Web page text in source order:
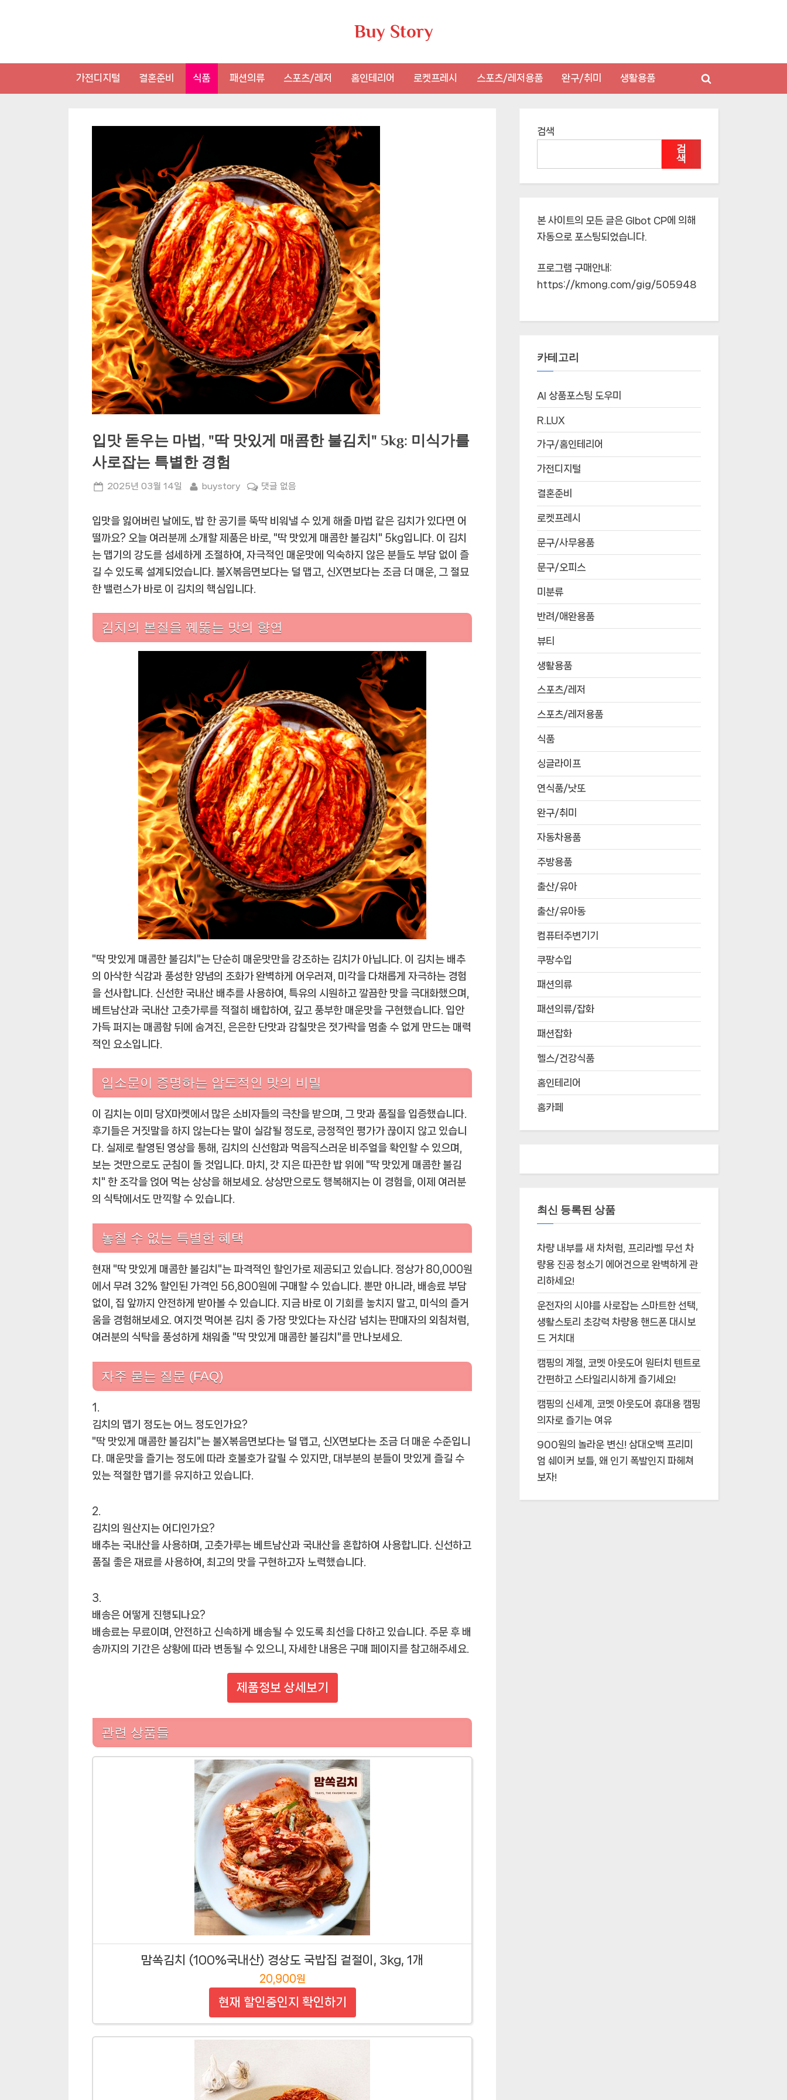
Buy Story
가전디지털 결혼준비 식품 패션의류 스포츠/레저 홈인테리어 로켓프레시 스포츠/레저용품 완구/취미 생활용품
Toggle
입맛 돋우는 마법, "딱 맛있게 매콤한 불김치" 5kg: 미식가를
사로잡는 특별한 경험
Posted
2025년 03월 14일 By
buystory
입
돋
는
마
법,
게
불
김
치"
5kg:
미
식
가
를
사
로
잡
는
특
별
한
에
댓글 없음
입맛을 잃어버린 날에도, 밥 한 공기를 뚝딱 비워낼 수 있게 해줄 마법 같은 김치가 있다면 어
떨까요? 오늘 여러분께 소개할 제품은 바로, "딱 맛있게 매콤한 불김치" 5kg입니다. 이 김치
는 맵기의 강도를 섬세하게 조절하여, 자극적인 매운맛에 익숙하지 않은 분들도 부담 없이 즐
길 수 있도록 설계되었습니다. 불X볶음면보다는 덜 맵고, 신X면보다는 조금 더 매운, 그 절묘
한 밸런스가 바로 이 김치의 핵심입니다.
김치의 본질을 꿰뚫는 맛의 향연
"딱 맛있게 매콤한 불김치"는 단순히 매운맛만을 강조하는 김치가 아닙니다. 이 김치는 배추
의 아삭한 식감과 풍성한 양념의 조화가 완벽하게 어우러져, 미각을 다채롭게 자극하는 경험
을 선사합니다. 신선한 국내산 배추를 사용하여, 특유의 시원하고 깔끔한 맛을 극대화했으며,
베트남산과 국내산 고춧가루를 적절히 배합하여, 깊고 풍부한 매운맛을 구현했습니다. 입안
가득 퍼지는 매콤함 뒤에 숨겨진, 은은한 단맛과 감칠맛은 젓가락을 멈출 수 없게 만드는 매력
적인 요소입니다.
입소문이 증명하는 압도적인 맛의 비밀
이 김치는 이미 당X마켓에서 많은 소비자들의 극찬을 받으며, 그 맛과 품질을 입증했습니다.
후기들은 거짓말을 하지 않는다는 말이 실감될 정도로, 긍정적인 평가가 끊이지 않고 있습니
다. 실제로 촬영된 영상을 통해, 김치의 신선함과 먹음직스러운 비주얼을 확인할 수 있으며,
보는 것만으로도 군침이 돌 것입니다. 마치, 갓 지은 따끈한 밥 위에 "딱 맛있게 매콤한 불김
치" 한 조각을 얹어 먹는 상상을 해보세요. 상상만으로도 행복해지는 이 경험을, 이제 여러분
의 식탁에서도 만끽할 수 있습니다.
놓칠 수 없는 특별한 혜택
현재 "딱 맛있게 매콤한 불김치"는 파격적인 할인가로 제공되고 있습니다. 정상가 80,000원
에서 무려 32% 할인된 가격인 56,800원에 구매할 수 있습니다. 뿐만 아니라, 배송료 부담
없이, 집 앞까지 안전하게 받아볼 수 있습니다. 지금 바로 이 기회를 놓치지 말고, 미식의 즐거
움을 경험해보세요. 여지껏 먹어본 김치 중 가장 맛있다는 자신감 넘치는 판매자의 외침처럼,
여러분의 식탁을 풍성하게 채워줄 "딱 맛있게 매콤한 불김치"를 만나보세요.
자주 묻는 질문 (FAQ)
김치의 맵기 정도는 어느 정도인가요?
"딱 맛있게 매콤한 불김치"는 불X볶음면보다는 덜 맵고, 신X면보다는 조금 더 매운 수준입니
다. 매운맛을 즐기는 정도에 따라 호불호가 갈릴 수 있지만, 대부분의 분들이 맛있게 즐길 수
있는 적절한 맵기를 유지하고 있습니다.
김치의 원산지는 어디인가요?
배추는 국내산을 사용하며, 고춧가루는 베트남산과 국내산을 혼합하여 사용합니다. 신선하고
품질 좋은 재료를 사용하여, 최고의 맛을 구현하고자 노력했습니다.
배송은 어떻게 진행되나요?
배송료는 무료이며, 안전하고 신속하게 배송될 수 있도록 최선을 다하고 있습니다. 주문 후 배
송까지의 기간은 상황에 따라 변동될 수 있으니, 자세한 내용은 구매 페이지를 참고해주세요.
제품정보 상세보기
관련 상품들
맘쏙김치 (100%국내산) 경상도 국밥집 겉절이, 3kg, 1개
20,900원
현재 할인중인지 확인하기
검색
검
색
본 사이트의 모든 글은 Glbot CP에 의해
자동으로 포스팅되었습니다.
프로그램 구매안내:
https://kmong.com/gig/505948
카테고리
AI 상품포스팅 도우미
R.LUX
가구/홈인테리어
가전디지털
결혼준비
로켓프레시
문구/사무용품
문구/오피스
미분류
반려/애완용품
뷰티
생활용품
스포츠/레저
스포츠/레저용품
식품
싱글라이프
연식품/낫또
완구/취미
자동차용품
주방용품
출산/유아
출산/유아동
컴퓨터주변기기
쿠팡수입
패션의류
패션의류/잡화
패션잡화
헬스/건강식품
홈인테리어
홈카페
최신 등록된 상품
차량 내부를 새 차처럼, 프리라벨 무선 차
량용 진공 청소기 에어건으로 완벽하게 관
리하세요!
운전자의 시야를 사로잡는 스마트한 선택,
생활스토리 초강력 차량용 핸드폰 대시보
드 거치대
캠핑의 계절, 코멧 아웃도어 원터치 텐트로
간편하고 스타일리시하게 즐기세요!
캠핑의 신세계, 코멧 아웃도어 휴대용 캠핑
의자로 즐기는 여유
900원의 놀라운 변신! 삼대오백 프리미
엄 쉐이커 보틀, 왜 인기 폭발인지 파헤쳐
보자!